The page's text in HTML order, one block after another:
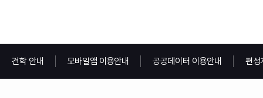
견학 안내 모바일앱 이용안내 공공데이터 이용안내 편성